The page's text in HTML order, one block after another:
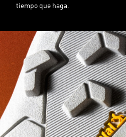
tiempo que haga.